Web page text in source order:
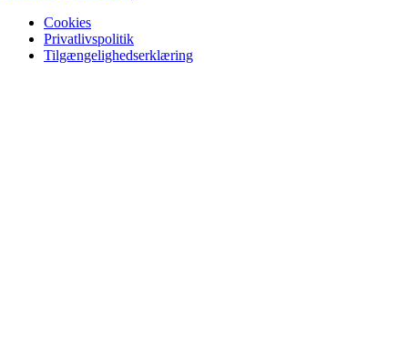
Cookies
Privatlivspolitik
Tilgængelighedserklæring